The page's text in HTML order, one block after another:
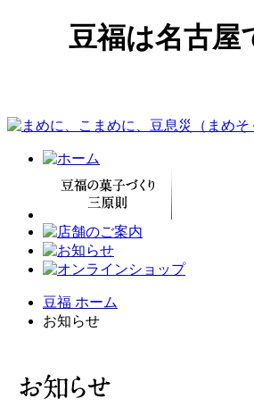
豆福は名古屋
豆福 ホーム
お知らせ